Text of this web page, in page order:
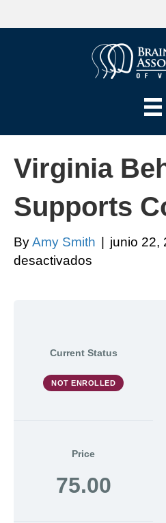
Virginia
Supports
ByAmy Smith junio 22,
desactivados
Current Status
NOT ENROLLED
Price
75.00